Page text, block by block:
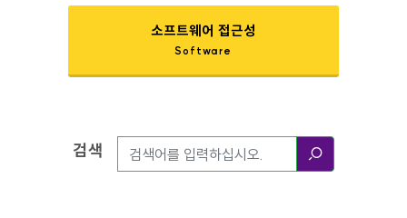
소프트웨어 접근성
Software
검색옵션
검색